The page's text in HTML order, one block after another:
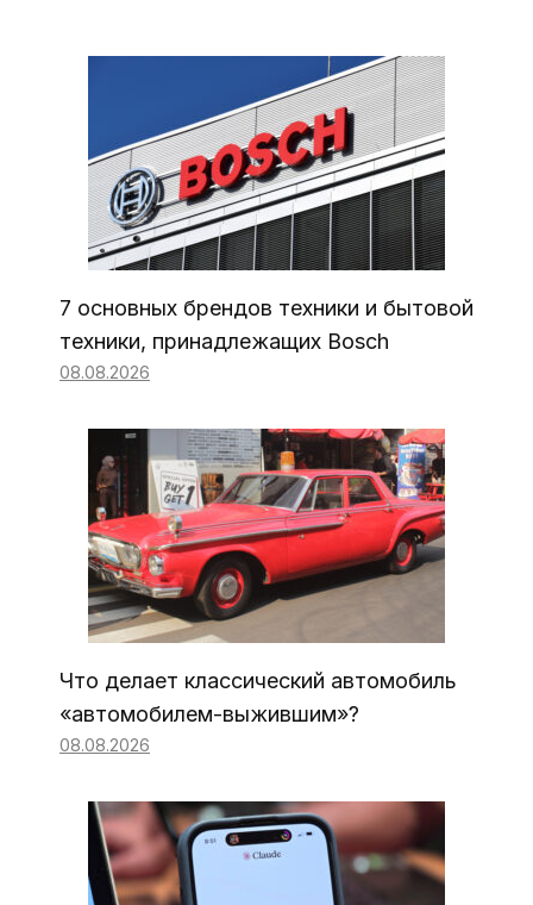
7 основных брендов техники и бытовой
техники, принадлежащих Bosch
08.08.2026
Что делает классический автомобиль
«автомобилем-выжившим»?
08.08.2026